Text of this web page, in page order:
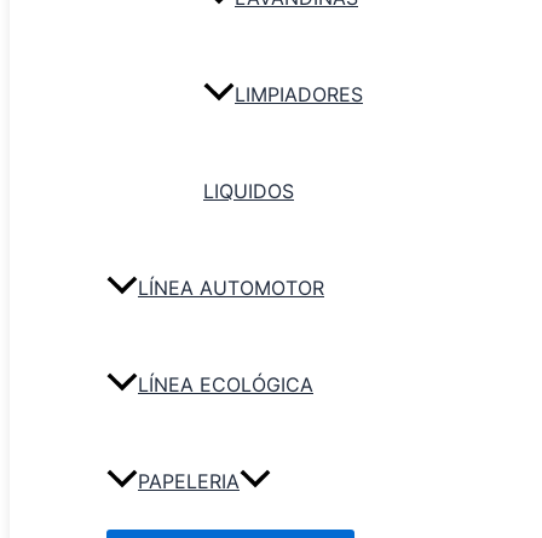
LIMPIADORES
LIQUIDOS
LÍNEA AUTOMOTOR
LÍNEA ECOLÓGICA
PAPELERIAToalla en Rollo – varias